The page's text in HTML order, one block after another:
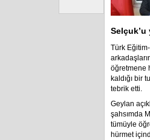
Selçuk’u
Türk
öğretmene
kaldığı bir
tebrik etti.
Geylan
şahsımda
tümüyle
hürmet